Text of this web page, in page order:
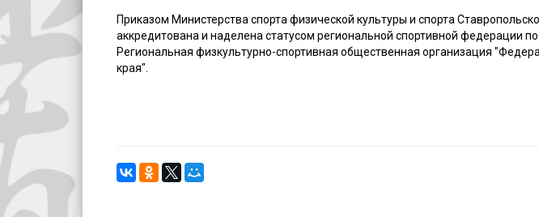
Приказом Министерства спорта физической культуры и спорта
аккредитована и наделена статусом региональной спортивной федерации
Региональная физкультурно-спортивная общественная организация
края".